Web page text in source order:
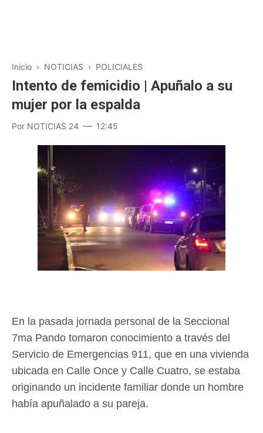
Inicio › NOTICIAS › POLICIALES
Intento de femicidio | Apuñalo a su
mujer por la espalda
Por NOTICIAS 24 12:45
En la pasada jornada personal de la Seccional
7ma Pando tomaron conocimiento a través del
Servicio de Emergencias 911, que en una vivienda
ubicada en Calle Once y Calle Cuatro, se estaba
originando un incidente familiar donde un hombre
había apuñalado a su pareja.